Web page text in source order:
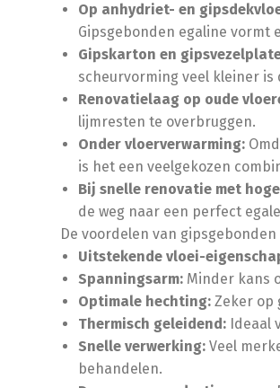
Op anhydriet- en
Gipsgebonden egaline vormt
Gipskarton en
scheurvorming veel kleiner is
Renovatielaag op oude
lijmresten te overbruggen.
Onder vloerverwarming:
is het een veelgekozen
Bij snelle renovatie met
de weg naar een perfect
De voordelen van gipsgebonden
Uitstekende vloei-
Spanningsarm: Minder kans
Optimale hechting: Zeker op
Thermisch geleidend: Ideaal
Snelle verwerking: Veel
behandelen.